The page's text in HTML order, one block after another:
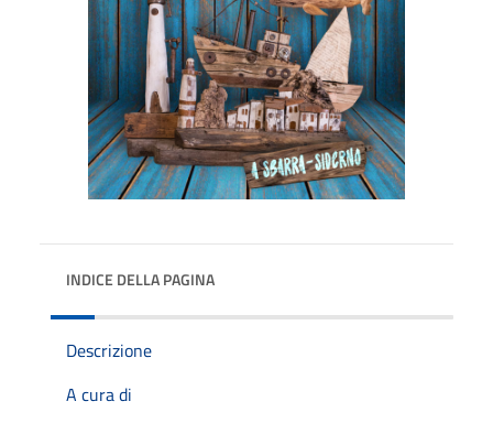
INDICE DELLA PAGINA
Descrizione
A cura di